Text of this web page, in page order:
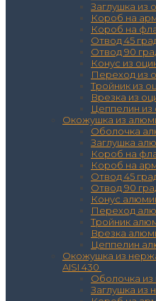
Заглушка из
Короб на
Короб на
Отвод 45
Отвод 90
Конус из
Переход из
Тройник из
Врезка из
Цеппелин из
Окожушка из
Оболочка
Заглушка
Короб на
Короб на
Отвод 45
Отвод 90
Конус
Переход
Тройник
Врезка
Цеппелин
Окожушка из
AISI 430
Оболочка
Заглушка из